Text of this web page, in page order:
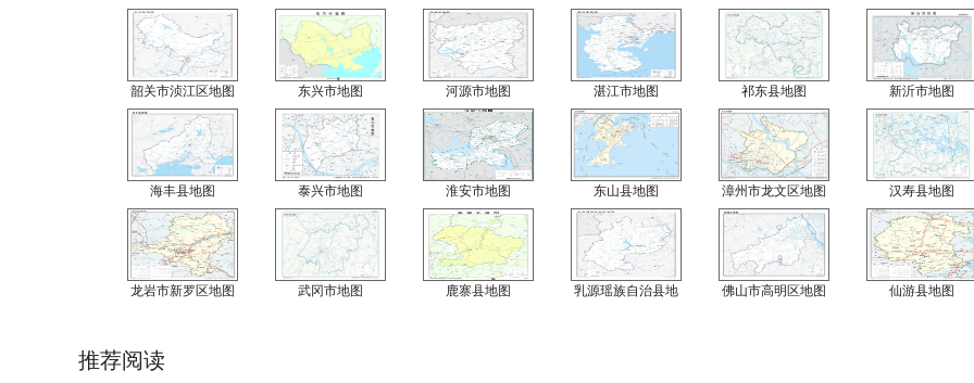
韶关市浈江区地图 东兴市地图 河源市地图 湛江市地图 祁东县地图 新沂市地图
海丰县地图 泰兴市地图 淮安市地图 东山县地图 漳州市龙文区地图 汉寿县地图
龙岩市新罗区地图 武冈市地图 鹿寨县地图 乳源瑶族自治县地 佛山市高明区地图 仙游县地图
推荐阅读